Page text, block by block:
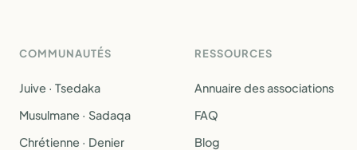
COMMUNAUTÉS
Juive · Tsedaka
Musulmane · Sadaqa
Chrétienne · Denier
RESSOURCES
Annuaire des associations
FAQ
Blog